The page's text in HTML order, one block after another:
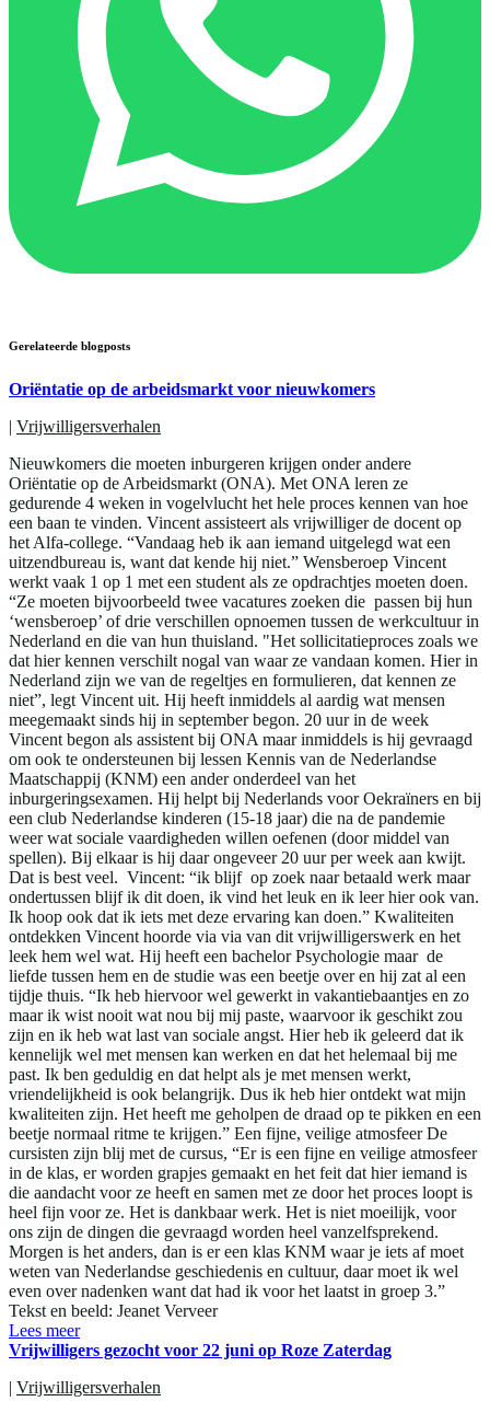
Gerelateerde blogposts
Oriëntatie op de arbeidsmarkt voor nieuwkomers
| Vrijwilligersverhalen
Nieuwkomers die moeten inburgeren krijgen onder andere
Oriëntatie op de Arbeidsmarkt (ONA). Met ONA leren ze
gedurende 4 weken in vogelvlucht het hele proces kennen van hoe
een baan te vinden. Vincent assisteert als vrijwilliger de docent op
het Alfa-college. “Vandaag heb ik aan iemand uitgelegd wat een
uitzendbureau is, want dat kende hij niet.” Wensberoep Vincent
werkt vaak 1 op 1 met een student als ze opdrachtjes moeten doen.
“Ze moeten bijvoorbeeld twee vacatures zoeken die passen bij hun
‘wensberoep’ of drie verschillen opnoemen tussen de werkcultuur in
Nederland en die van hun thuisland. "Het sollicitatieproces zoals we
dat hier kennen verschilt nogal van waar ze vandaan komen. Hier in
Nederland zijn we van de regeltjes en formulieren, dat kennen ze
niet”, legt Vincent uit. Hij heeft inmiddels al aardig wat mensen
meegemaakt sinds hij in september begon. 20 uur in de week
Vincent begon als assistent bij ONA maar inmiddels is hij gevraagd
om ook te ondersteunen bij lessen Kennis van de Nederlandse
Maatschappij (KNM) een ander onderdeel van het
inburgeringsexamen. Hij helpt bij Nederlands voor Oekraïners en bij
een club Nederlandse kinderen (15-18 jaar) die na de pandemie
weer wat sociale vaardigheden willen oefenen (door middel van
spellen). Bij elkaar is hij daar ongeveer 20 uur per week aan kwijt.
Dat is best veel. Vincent: “ik blijf op zoek naar betaald werk maar
ondertussen blijf ik dit doen, ik vind het leuk en ik leer hier ook van.
Ik hoop ook dat ik iets met deze ervaring kan doen.” Kwaliteiten
ontdekken Vincent hoorde via via van dit vrijwilligerswerk en het
leek hem wel wat. Hij heeft een bachelor Psychologie maar de
liefde tussen hem en de studie was een beetje over en hij zat al een
tijdje thuis. “Ik heb hiervoor wel gewerkt in vakantiebaantjes en zo
maar ik wist nooit wat nou bij mij paste, waarvoor ik geschikt zou
zijn en ik heb wat last van sociale angst. Hier heb ik geleerd dat ik
kennelijk wel met mensen kan werken en dat het helemaal bij me
past. Ik ben geduldig en dat helpt als je met mensen werkt,
vriendelijkheid is ook belangrijk. Dus ik heb hier ontdekt wat mijn
kwaliteiten zijn. Het heeft me geholpen de draad op te pikken en een
beetje normaal ritme te krijgen.” Een fijne, veilige atmosfeer De
cursisten zijn blij met de cursus, “Er is een fijne en veilige atmosfeer
in de klas, er worden grapjes gemaakt en het feit dat hier iemand is
die aandacht voor ze heeft en samen met ze door het proces loopt is
heel fijn voor ze. Het is dankbaar werk. Het is niet moeilijk, voor
ons zijn de dingen die gevraagd worden heel vanzelfsprekend.
Morgen is het anders, dan is er een klas KNM waar je iets af moet
weten van Nederlandse geschiedenis en cultuur, daar moet ik wel
even over nadenken want dat had ik voor het laatst in groep 3.”
Tekst en beeld: Jeanet Verveer
Lees meer
Vrijwilligers gezocht voor 22 juni op Roze Zaterdag
| Vrijwilligersverhalen